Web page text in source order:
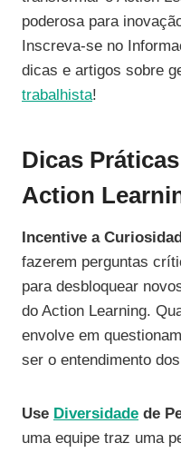
poderosa para
Inscreva-se no
dicas e artigos sobre
trabalhista!
Dicas
Action
Incentive a
fazerem perguntas
para desbloquear
do Action Learning.
envolve em
ser o entendimento
Use Diversidade de
uma equipe traz uma